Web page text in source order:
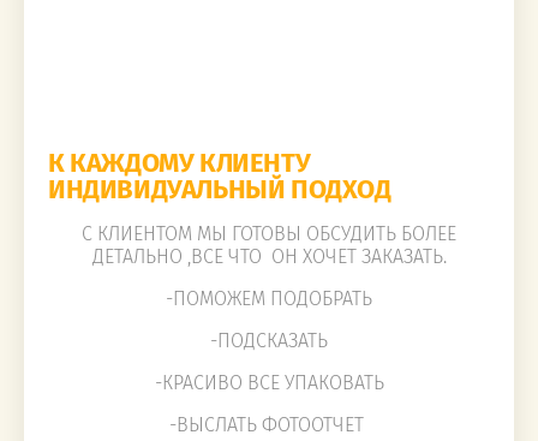
К КАЖДОМУ КЛИЕНТУ
ИНДИВИДУАЛЬНЫЙ ПОДХОД
С КЛИЕНТОМ МЫ ГОТОВЫ ОБСУДИТЬ БОЛЕЕ
ДЕТАЛЬНО ,ВСЕ ЧТО ОН ХОЧЕТ ЗАКАЗАТЬ.
-ПОМОЖЕМ ПОДОБРАТЬ
-ПОДСКАЗАТЬ
-КРАСИВО ВСЕ УПАКОВАТЬ
-ВЫСЛАТЬ ФОТООТЧЕТ